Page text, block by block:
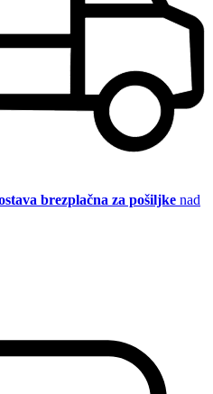
brezplačna za pošiljke nad